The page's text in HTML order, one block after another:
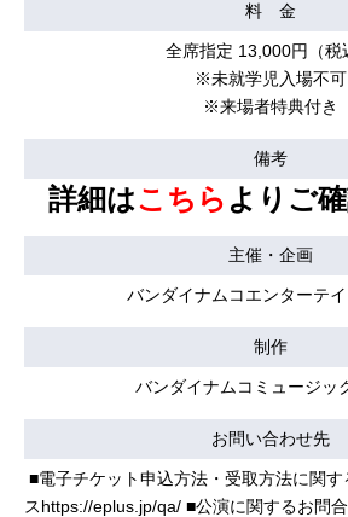
料 金
全席指定 13,000円（税
※未就学児入場不可
※来場者特典付き
備考
詳細はこちら よりご
主催・企画
バンダイナムコエンターテ
制作
バンダイナムコミュージッ
お問い合わせ先
■電子チケット申込方法・受取方法に関
スhttps://eplus.jp/qa/ ■公演に関するお問